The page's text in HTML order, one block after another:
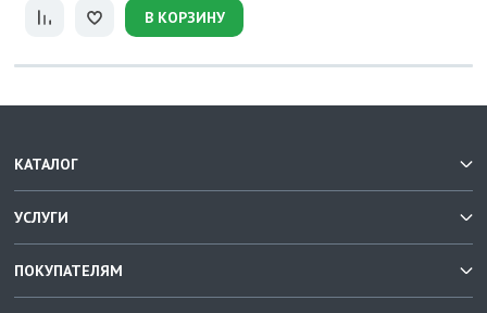
В КОРЗИНУ
КАТАЛОГ
УСЛУГИ
ПОКУПАТЕЛЯМ